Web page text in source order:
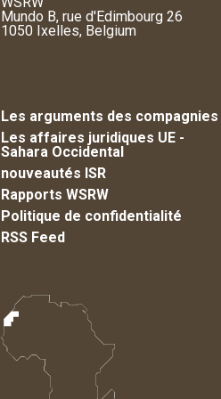
Mundo B, rue d'Edimbourg 26
1050 Ixelles, Belgium
Les arguments des compagnies
Les affaires juridiques UE -
Sahara Occidental
nouveautés ISR
Rapports WSRW
Politique de confidentialité
RSS Feed